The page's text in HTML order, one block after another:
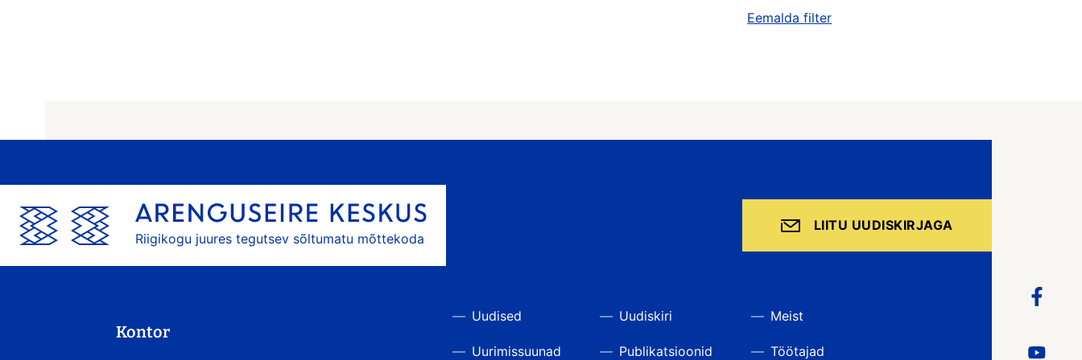
Eemalda filter
Riigikogu juures tegutsev sõltumatu mõttekoda
LIITU UUDISKIRJAGA
Kontor
Uudised
Uurimissuunad
Uudiskiri
Publikatsioonid
Meist
Töötajad